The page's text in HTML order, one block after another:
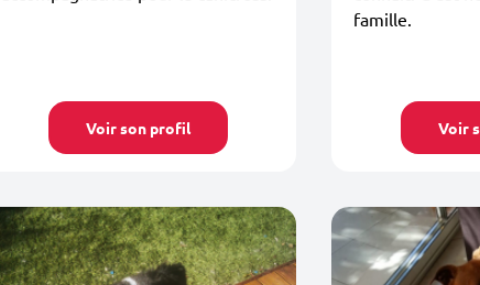
Voir son profil
famille.
Voir